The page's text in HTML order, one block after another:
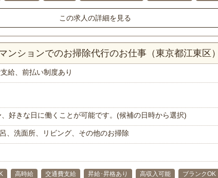
この求人の詳細を見る
ンションでのお掃除代行のお仕事（東京都江東区）
支給、前払い制度あり
好きな日に働くことが可能です。(候補の日時から選択)
、洗面所、リビング、その他のお掃除
高時給 交通費支給 昇給･昇格あり 高収入可能 ブランクOK